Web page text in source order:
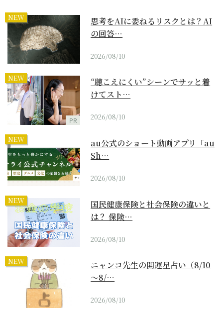
NEW
思考をAIに委ねるリスクとは？AI
の回答…
2026/08/10
NEW
PR
“聴こえにくい”シーンでサッと着
けてスト…
2026/08/10
NEW
au公式のショート動画アプリ「au
Sh…
2026/08/10
NEW
国民健康保険と社会保険の違いと
は？ 保険…
2026/08/10
NEW
ニャンコ先生の開運星占い（8/10
～8/…
2026/08/10